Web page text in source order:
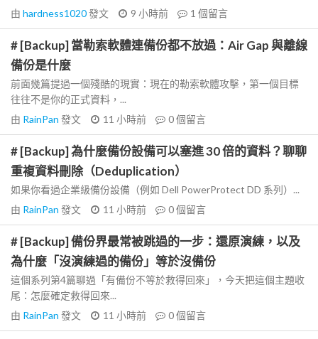
由 hardness1020發文 9 小時前 1 個留言
# [Backup] 當勒索軟體連備份都不放過：Air Gap 與離線
備份是什麼
前面幾篇提過一個殘酷的現實：現在的勒索軟體攻擊，第一個目標
往往不是你的正式資料，...
由 RainPan 發文 11 小時前 0個留言
# [Backup] 為什麼備份設備可以塞進 30 倍的資料？聊聊
重複資料刪除（Deduplication）
如果你看過企業級備份設備（例如 Dell PowerProtect DD 系列）...
由 RainPan 發文 11 小時前 0個留言
# [Backup] 備份界最常被跳過的一步：還原演練，以及
為什麼「沒演練過的備份」等於沒備份
這個系列第4篇聊過「有備份不等於救得回來」，今天把這個主題收
尾：怎麼確定救得回來...
由 RainPan 發文 11 小時前 0個留言